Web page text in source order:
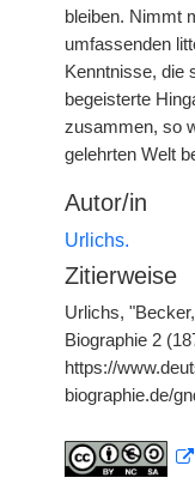
bleiben. Nimmt
umfassenden
Kenntnisse, die
begeisterte
zusammen, so
gelehrten Welt
Autor/in
Urlichs.
Zitierweise
Urlichs,
Biographie 2
https://
biographie.de/